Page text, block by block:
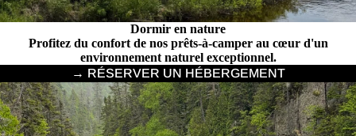
Dormir en nature
Profitez du confort de nos prêts-à-camper au cœur d'un
environnement naturel exceptionnel.
→ RÉSERVER UN HÉBERGEMENT